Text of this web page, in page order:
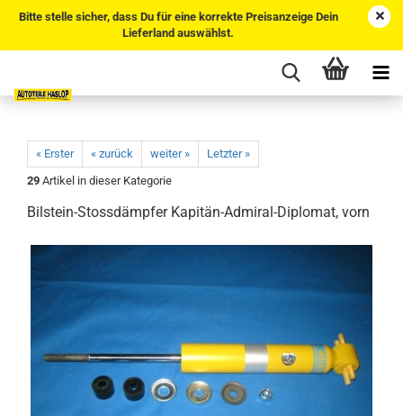
Bitte stelle sicher, dass Du für eine korrekte Preisanzeige Dein
Lieferland auswählst.
« Erster « zurück weiter »
Letzter »
29 Artikel in dieser Kategorie
Bilstein-Stossdämpfer Kapitän-Admiral-Diplomat, vorn